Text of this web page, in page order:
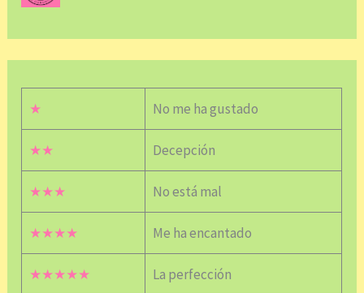
★ No me ha gustado
★★ Decepción
★★★ No está mal
★★★★ Me ha encantado
★★★★★ La perfección